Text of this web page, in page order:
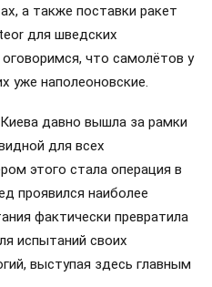
а также поставки ракет
для шведских
оговоримся, что самолётов у
уже наполеоновские.
давно вышла за рамки
для всех
этого стала операция в
проявился наиболее
фактически превратила
испытаний своих
выступая здесь главным